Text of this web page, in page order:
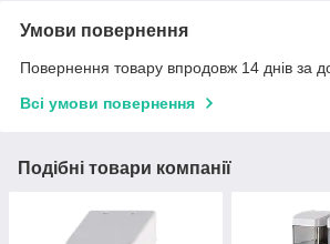
Умови повернення
Повернення товару впродовж 14 днів за
Всі умови повернення
Подібні товари компанії